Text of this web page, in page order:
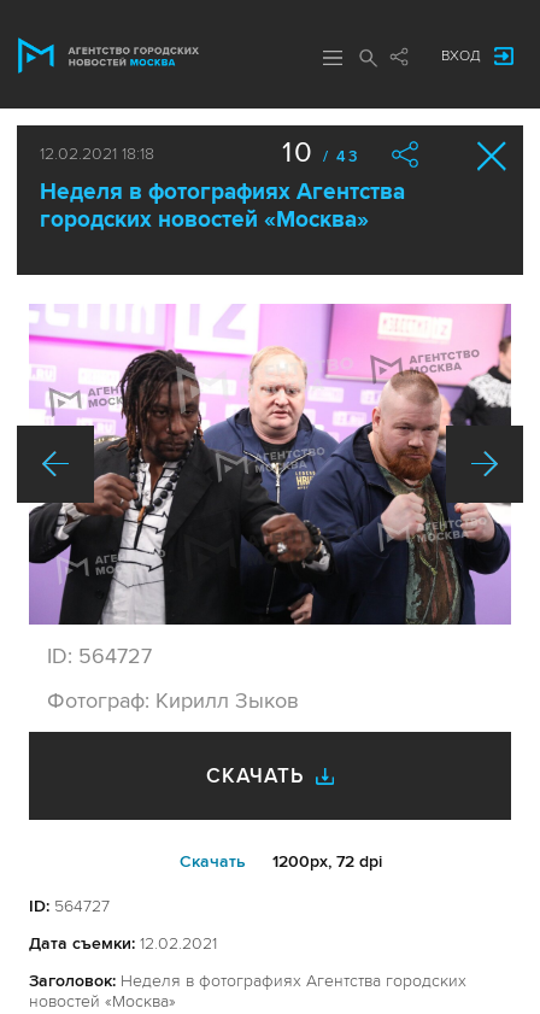
ВХОД
12.02.2021 18:18
Неделя в фотографиях Агентства
городских новостей «Москва»
10 / 43
ID: 564727
Фотограф: Кирилл Зыков
СКАЧАТЬ
Cкачать 1200px, 72 dpi
ID: 564727
Дата съемки: 12.02.2021
Заголовок: Неделя в фотографиях Агентства городских
новостей «Москва»